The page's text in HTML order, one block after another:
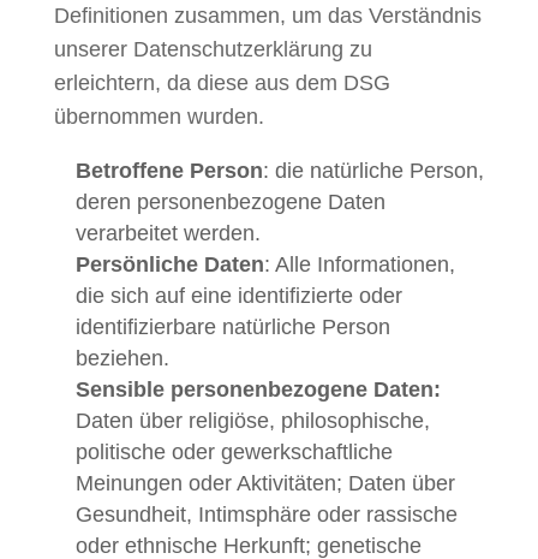
Definitionen zusammen, um das Verständnis
unserer Datenschutzerklärung zu
erleichtern, da diese aus dem DSG
übernommen wurden.
Betroffene Person: die natürliche Person,
deren personenbezogene Daten
verarbeitet werden.
Persönliche Daten: Alle Informationen,
die sich auf eine identifizierte oder
identifizierbare natürliche Person
beziehen.
Sensible personenbezogene Daten:
Daten über religiöse, philosophische,
politische oder gewerkschaftliche
Meinungen oder Aktivitäten; Daten über
Gesundheit, Intimsphäre oder rassische
oder ethnische Herkunft; genetische